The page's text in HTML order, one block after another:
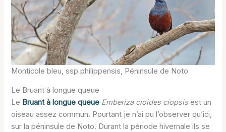
Monticole bleu, ssp philippensis, Péninsule de Noto
Le Bruant à longue queue
Le Bruant à longue queue Emberiza cioides ciopsisest un
oiseau assez commun. Pourtant je n’ai pu l’observer qu’ici,
sur la péninsule de Noto. Durant la période hivernale ils se